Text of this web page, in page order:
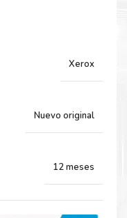
Xerox
Nuevo original
12 meses